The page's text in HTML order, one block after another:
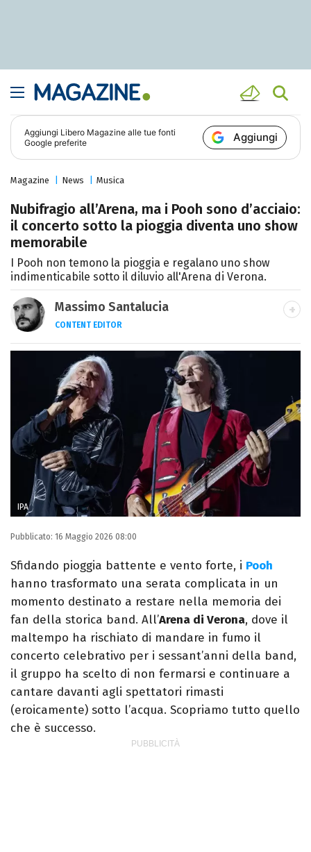
Aggiungi Libero Magazine alle tue fonti
Google preferite
Aggiungi
Magazine News Musica
Nubifragio all’Arena, ma i Pooh sono d’acciaio:
il concerto sotto la pioggia diventa uno show
memorabile
I Pooh non temono la pioggia e regalano uno show
indimenticabile sotto il diluvio all'Arena di Verona.
Massimo Santalucia
CONTENT EDITOR
Nato una domenica del 1989, scrivo di
sport, TV, musica e cultura. Sto lavorando al
mio primo romanzo.
IPA
Pubblicato: 16 Maggio 2026 08:00
Sfidando pioggia battente e vento forte, i Pooh
hanno trasformato una serata complicata in un
momento destinato a restare nella memoria dei
fan della storica band. All’Arena di Verona, dove il
maltempo ha rischiato di mandare in fumo il
concerto celebrativo per i sessant’anni della band,
il gruppo ha scelto di non fermarsi e continuare a
cantare davanti agli spettatori rimasti
(eroicamente) sotto l’acqua. Scopriamo tutto quello
che è successo.